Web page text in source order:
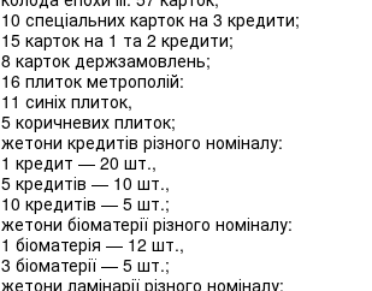
10 спеціальних карток на 3 кредити;
15 карток на 1 та 2 кредити;
8 карток держзамовлень;
16 плиток метрополій:
11 синіх плиток,
5 коричневих плиток;
жетони кредитів різного номіналу:
1 кредит — 20 шт.,
5 кредитів — 10 шт.,
10 кредитів — 5 шт.;
жетони біоматерії різного номіналу:
1 біоматерія — 12 шт.,
3 біоматерії — 5 шт.;
жетони ламінарії різного номіналу: